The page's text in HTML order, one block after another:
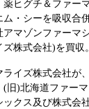
薬ヒグチ＆ファー
・シーを吸収合併
アマゾンファーマ
ズ株式会社)を買収。
ライズ株式会社が
(旧)北海道ファー
ックス及び株式会